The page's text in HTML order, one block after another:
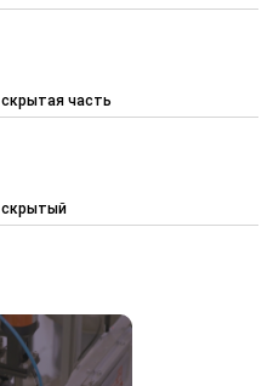
скрытая часть
скрытый